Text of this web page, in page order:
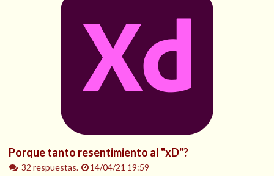
Porque tanto resentimiento al "xD"?
32 respuestas.
14/04/21 19:59